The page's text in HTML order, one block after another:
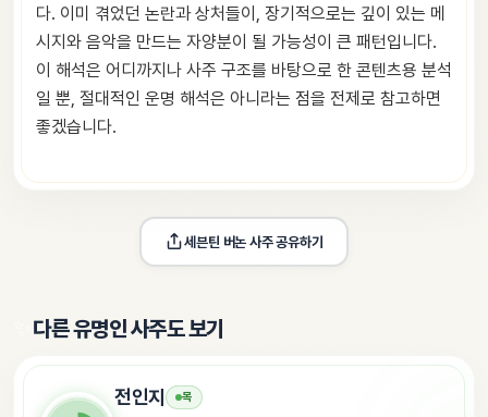
다. 이미 겪었던 논란과 상처들이, 장기적으로는 깊이 있는 메
시지와 음악을 만드는 자양분이 될 가능성이 큰 패턴입니다.
이 해석은 어디까지나 사주 구조를 바탕으로 한 콘텐츠용 분석
일 뿐, 절대적인 운명 해석은 아니라는 점을 전제로 참고하면
좋겠습니다.
세븐틴 버논 사주 공유하기
다른 유명인 사주도 보기
전인지 목